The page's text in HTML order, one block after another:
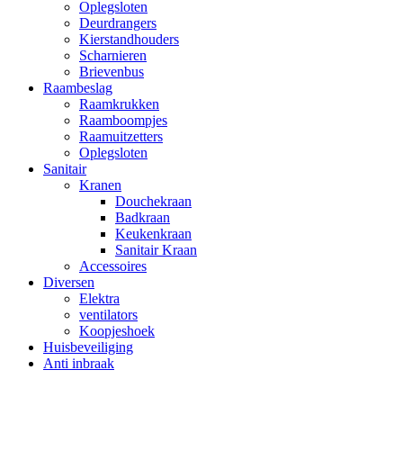
Oplegsloten
Deurdrangers
Kierstandhouders
Scharnieren
Brievenbus
Raambeslag
Raamkrukken
Raamboompjes
Raamuitzetters
Oplegsloten
Sanitair
Kranen
Douchekraan
Badkraan
Keukenkraan
Sanitair Kraan
Accessoires
Diversen
Elektra
ventilators
Koopjeshoek
Huisbeveiliging
Anti inbraak